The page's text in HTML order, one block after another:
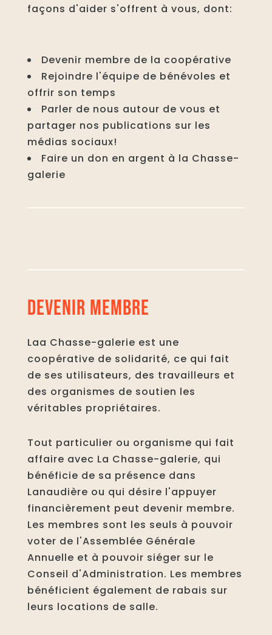
façons d'aider s'offrent à vous, dont:
Devenir membre de la coopérative
Rejoindre l'équipe de bénévoles et
offrir son temps
Parler de nous autour de vous et
partager nos publications sur les
médias sociaux!
Faire un don en argent à la Chasse-
galerie
DEVENIR MEMBRE
Laa Chasse-galerie est une
coopérative de solidarité, ce qui fait
de ses utilisateurs, des travailleurs et
des organismes de soutien les
véritables propriétaires.
Tout particulier ou organisme qui fait
affaire avec La Chasse-galerie, qui
bénéficie de sa présence dans
Lanaudière ou qui désire l'appuyer
financièrement peut devenir membre.
Les membres sont les seuls à pouvoir
voter de l'Assemblée Générale
Annuelle et à pouvoir siéger sur le
Conseil d'Administration. Les membres
bénéficient également de rabais sur
leurs locations de salle.